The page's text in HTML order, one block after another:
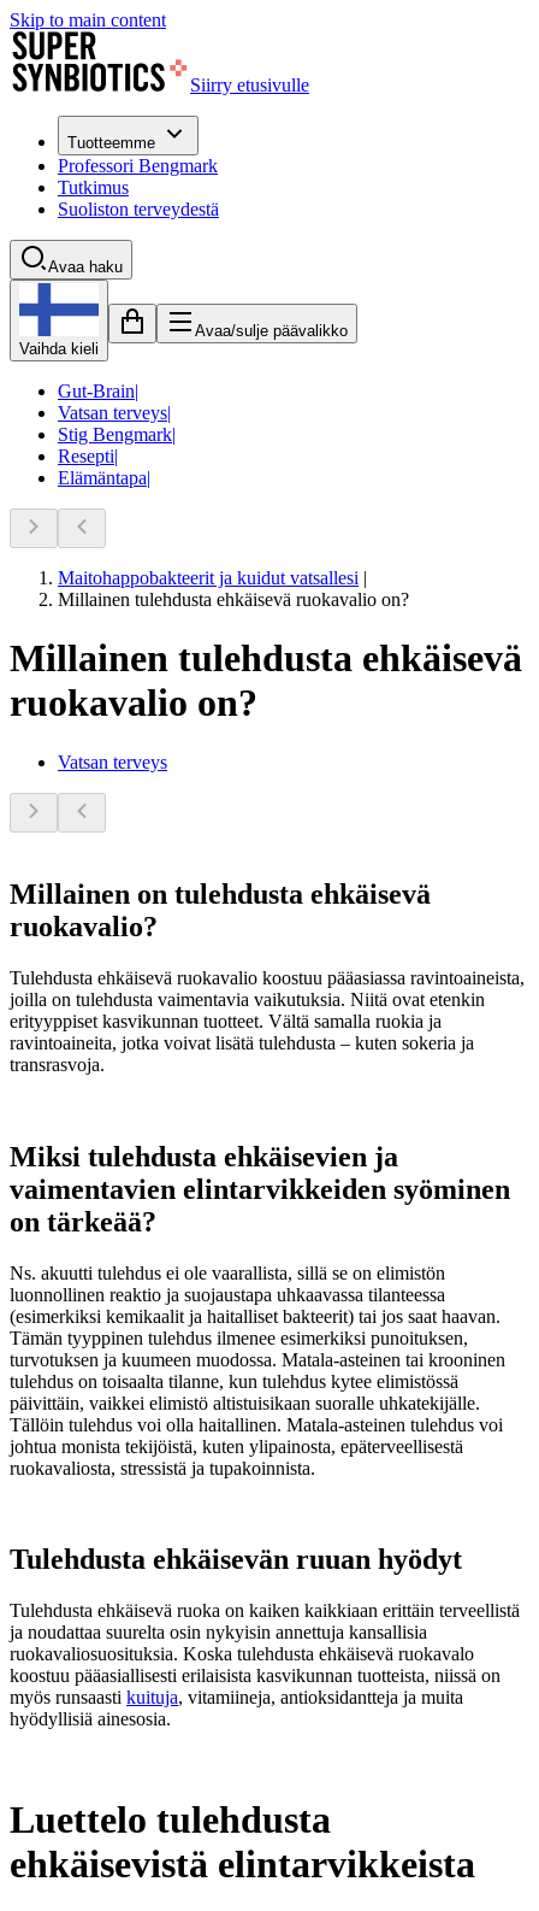
Skip to main content
Siirry etusivulle
Tuotteemme
Professori Bengmark
Tutkimus
Suoliston terveydestä
Avaa haku
Vaihda kieli
Avaa/sulje päävalikko
Gut-Brain|
Vatsan terveys|
Stig Bengmark|
Resepti|
Elämäntapa|
Maitohappobakteerit ja kuidut vatsallesi |
Millainen tulehdusta ehkäisevä ruokavalio on?
Millainen tulehdusta ehkäisevä
ruokavalio on?
Vatsan terveys
Millainen on tulehdusta ehkäisevä
ruokavalio?
Tulehdusta ehkäisevä ruokavalio koostuu pääasiassa ravintoaineista,
joilla on tulehdusta vaimentavia vaikutuksia. Niitä ovat etenkin
erityyppiset kasvikunnan tuotteet. Vältä samalla ruokia ja
ravintoaineita, jotka voivat lisätä tulehdusta – kuten sokeria ja
transrasvoja.
Miksi tulehdusta ehkäisevien ja
vaimentavien elintarvikkeiden syöminen
on tärkeää?
Ns. akuutti tulehdus ei ole vaarallista, sillä se on elimistön
luonnollinen reaktio ja suojaustapa uhkaavassa tilanteessa
(esimerkiksi kemikaalit ja haitalliset bakteerit) tai jos saat haavan.
Tämän tyyppinen tulehdus ilmenee esimerkiksi punoituksen,
turvotuksen ja kuumeen muodossa. Matala-asteinen tai krooninen
tulehdus on toisaalta tilanne, kun tulehdus kytee elimistössä
päivittäin, vaikkei elimistö altistuisikaan suoralle uhkatekijälle.
Tällöin tulehdus voi olla haitallinen. Matala-asteinen tulehdus voi
johtua monista tekijöistä, kuten ylipainosta, epäterveellisestä
ruokavaliosta, stressistä ja tupakoinnista.
Tulehdusta ehkäisevän ruuan hyödyt
Tulehdusta ehkäisevä ruoka on kaiken kaikkiaan erittäin terveellistä
ja noudattaa suurelta osin nykyisin annettuja kansallisia
ruokavaliosuosituksia. Koska tulehdusta ehkäisevä ruokavalo
koostuu pääasiallisesti erilaisista kasvikunnan tuotteista, niissä on
myös runsaasti kuituja, vitamiineja, antioksidantteja ja muita
hyödyllisiä ainesosia.
Luettelo tulehdusta
ehkäisevistä elintarvikkeista